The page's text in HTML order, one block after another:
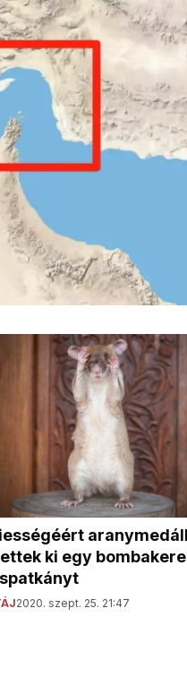
ki egy
2020. szept. 25. 21:47